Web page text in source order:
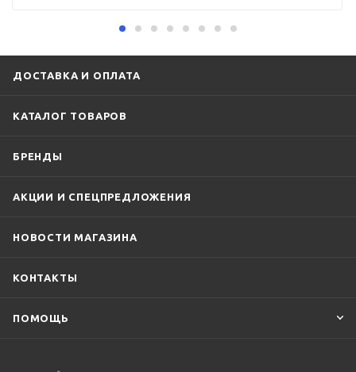
ДОСТАВКА И ОПЛАТА
КАТАЛОГ ТОВАРОВ
БРЕНДЫ
АКЦИИ И СПЕЦПРЕДЛОЖЕНИЯ
НОВОСТИ МАГАЗИНА
КОНТАКТЫ
ПОМОЩЬ